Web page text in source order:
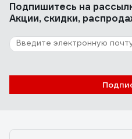
Подпишитесь на
Акции, скидки,